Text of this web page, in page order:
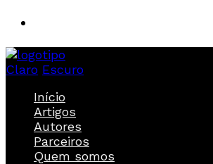
Claro Escuro
Início
Artigos
Autores
Parceiros
Quem somos